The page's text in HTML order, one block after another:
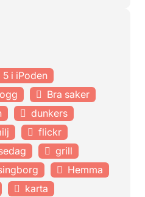
5 i iPoden
Bra saker
dunkers
flickr
grill
Hemma
karta